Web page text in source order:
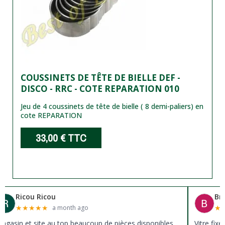
COUSSINETS DE TÊTE DE BIELLE DEF -
DISCO - RRC - COTE REPARATION 010
Jeu de 4 coussinets de tête de bielle ( 8 demi-paliers) en
cote REPARATION
33,00 €TTC
Ricou Ricou
★★★★★ a month ago
et site au top beaucoup de pièces disponibles
★
Vitre